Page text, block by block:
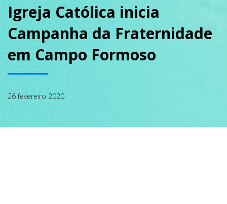
SOBRE
NOTÍCIAS
Igreja Católica inicia
Campanha da Fraternidade
em Campo Formoso
26 fevereiro 2020